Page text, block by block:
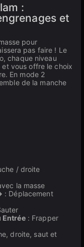
:
et
pour
pas faire ! Le
chaque niveau
vous offre le choix
En mode 2
de la manche
/ droite
la masse
: Déplacement
: Frapper
droite, saut et